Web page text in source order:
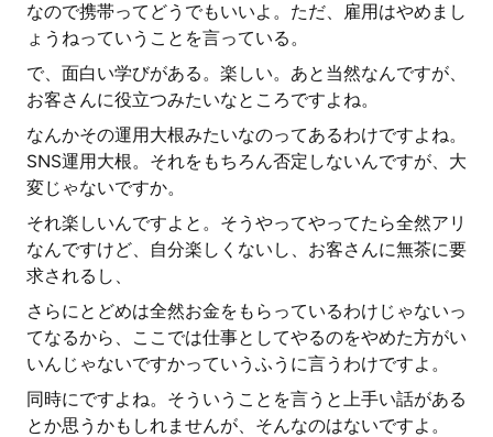
なので携帯ってどうでもいいよ。ただ、雇用はやめまし
ょうねっていうことを言っている。
で、面白い学びがある。楽しい。あと当然なんですが、
お客さんに役立つみたいなところですよね。
なんかその運用大根みたいなのってあるわけですよね。
SNS運用大根。それをもちろん否定しないんですが、大
変じゃないですか。
それ楽しいんですよと。そうやってやってたら全然アリ
なんですけど、自分楽しくないし、お客さんに無茶に要
求されるし、
さらにとどめは全然お金をもらっているわけじゃないっ
てなるから、ここでは仕事としてやるのをやめた方がい
いんじゃないですかっていうふうに言うわけですよ。
同時にですよね。そういうことを言うと上手い話がある
とか思うかもしれませんが、そんなのはないですよ。